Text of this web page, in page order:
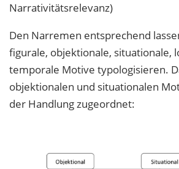
Narrativitätsrelevanz)
Den Narremen entsprechend
figurale, objektionale, situationale,
temporale Motive typologisieren.
objektionalen und situationalen
der Handlung zugeordnet: